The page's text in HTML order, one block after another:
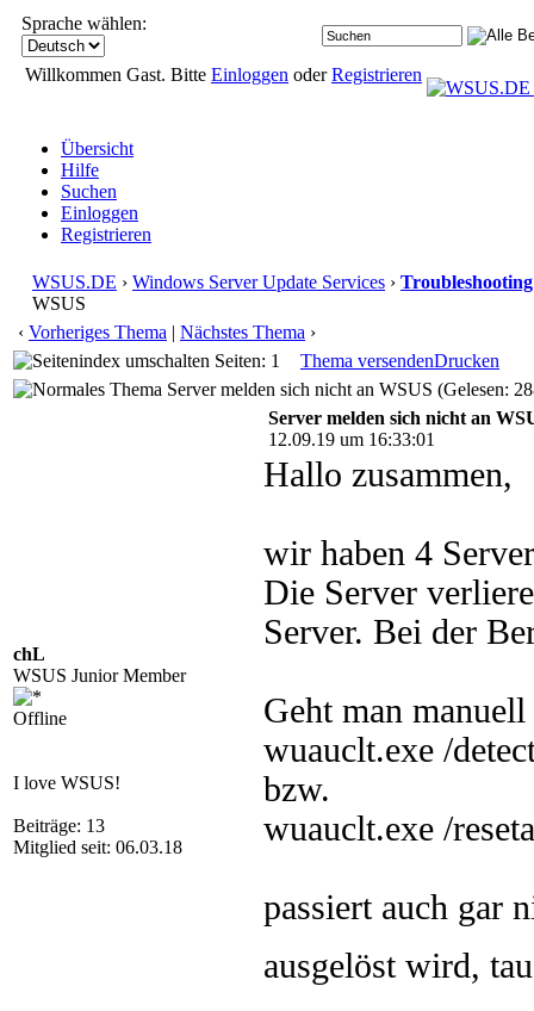
Sprache wählen:
Willkommen Gast. Bitte Einloggen oderRegistrieren
Übersicht
Hilfe
Suchen
Einloggen
Registrieren
WSUS.DE › Windows Server Update Services › Troubleshooting
WSUS
‹ Vorheriges Thema | Nächstes Thema ›
Seiten: 1
Thema versendenDrucken
Server melden sich nicht an WSUS (Gelesen:
chL
WSUS Junior Member
Offline
I love WSUS!
Beiträge: 13
Mitglied seit: 06.03.18
Server melden sich nicht an
12.09.19 um 16:33:01
Hallo zusammen,
wir haben 4
Die Server
Server. Bei der
Geht man
wuauclt.exe /
bzw.
wuauclt.exe /
passiert auch gar
ausgelöst wird,